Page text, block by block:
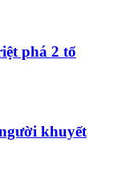
phá 2 tổ
khuyết